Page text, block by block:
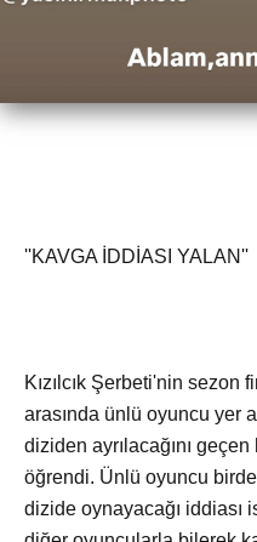
''KAVGA İDDİASI YALAN''
Kızılcık Şerbeti'nin sezon
arasında ünlü oyuncu yer
diziden ayrılacağını
öğrendi. Ünlü oyuncu
dizide oynayacağı